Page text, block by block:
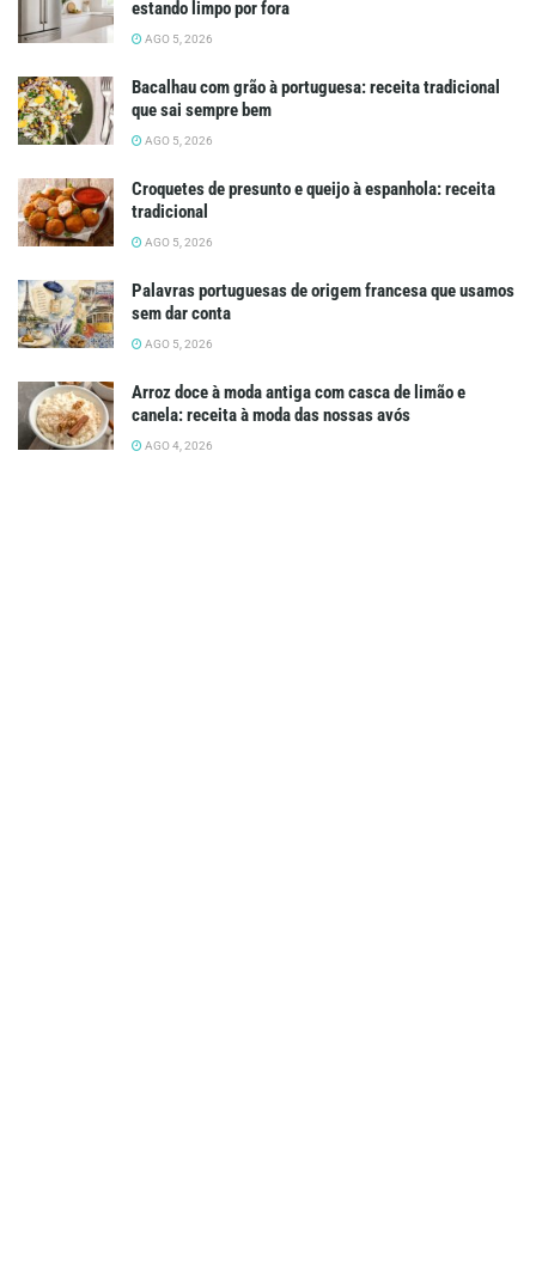
estando limpo por fora
AGO 5, 2026
Bacalhau com grão à portuguesa: receita tradicional
que sai sempre bem
AGO 5, 2026
Croquetes de presunto e queijo à espanhola: receita
tradicional
AGO 5, 2026
Palavras portuguesas de origem francesa que usamos
sem dar conta
AGO 5, 2026
Arroz doce à moda antiga com casca de limão e
canela: receita à moda das nossas avós
AGO 4, 2026